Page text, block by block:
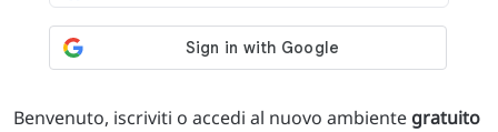
Benvenuto, iscriviti o accedi al nuovo ambiente gratuito